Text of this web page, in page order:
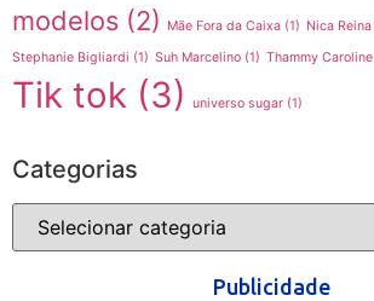
modelos (2) Mãe Fora da Caixa (1) Nica Reina
Stephanie Bigliardi (1) Suh Marcelino (1) Thammy Caroline
Tik tok (3) universo sugar (1)
Categorias
Publicidade